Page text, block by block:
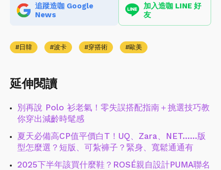
追蹤造咖 Google
News
加入造咖 LINE 好
友
日韓 波卡 穿搭術 歐美
延伸閱讀
別再說 Polo 衫老氣！零失誤搭配指南＋挑選技巧教
你穿出減齡時髦感
夏天必備高CP值平價白T！UQ、Zara、NET......版
型怎麼選？短版、可紮褲子？緊身、寬鬆通通有
2025下半年該買什麼鞋？ROSÉ親自設計PUMA聯名